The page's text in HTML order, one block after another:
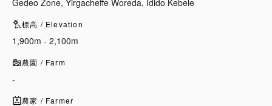
Gedeo Zone, Yirgacheffe Woreda, Idido Kebele
標高 / Elevation
1,900m - 2,100m
農園 / Farm
-
農家 / Farmer